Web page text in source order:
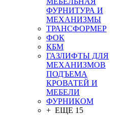
ФУРНИТУРА И
МЕХАНИЗМЫ
ТРАНСФОРМЕР
ФОК
КБМ
ГАЗЛИФТЫ ДЛЯ
МЕХАНИЗМОВ
ПОДЪЕМА
КРОВАТЕЙ И
МЕБЕЛИ
ФУРНИКОМ
+ ЕЩЕ 15